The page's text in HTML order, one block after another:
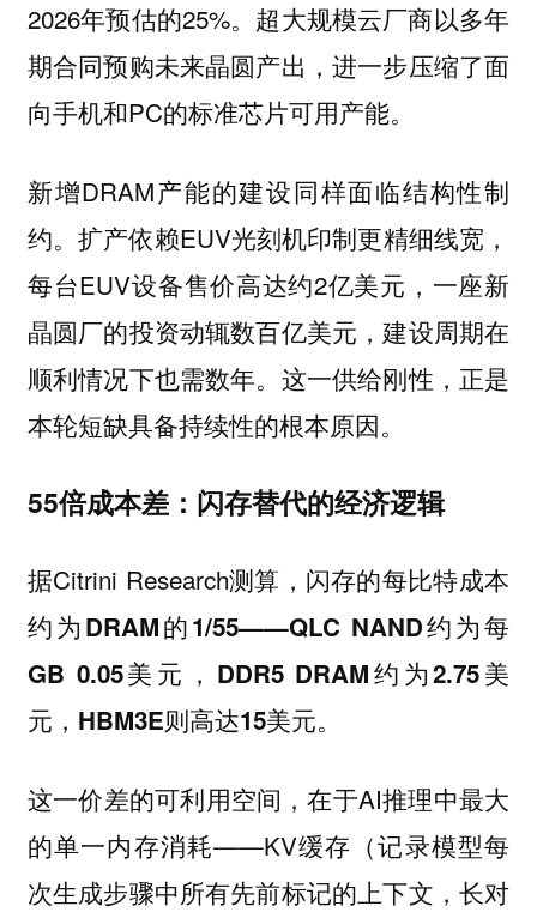
2026年预估的25%。超大规模云厂商以多年
期合同预购未来晶圆产出，进一步压缩了面
向手机和PC的标准芯片可用产能。
新增DRAM产能的建设同样面临结构性制
约。扩产依赖EUV光刻机印制更精细线宽，
每台EUV设备售价高达约2亿美元，一座新
晶圆厂的投资动辄数百亿美元，建设周期在
顺利情况下也需数年。这一供给刚性，正是
本轮短缺具备持续性的根本原因。
55倍成本差：闪存替代的经济逻辑
据Citrini Research测算， 闪存的每比特成本
约为DRAM的1/55——QLC NAND约为每
GB 0.05美元，DDR5 DRAM约为2.75美
元，HBM3E则高达15美元。
这一价差的可利用空间，在于AI推理中最大
的单一内存消耗——KV缓存（记录模型每
次生成步骤中所有先前标记的上下文，长对